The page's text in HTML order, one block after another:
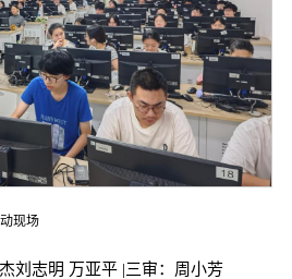
现场
刘志明 万亚平 |三审：周小芳